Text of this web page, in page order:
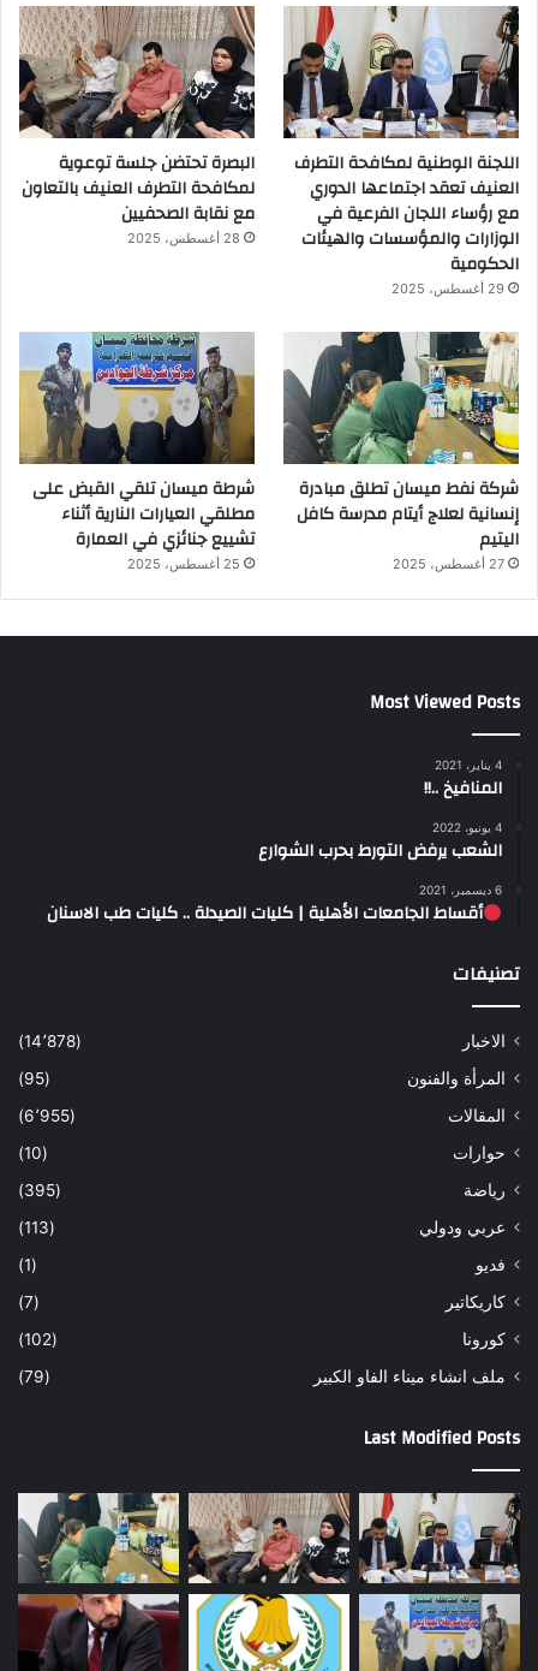
اللجنة الوطنية لمكافحة التطرف
العنيف تعقد اجتماعها الدوري
مع رؤساء اللجان الفرعية في
الوزارات والمؤسسات والهيئات
الحكومية
29 أغسطس، 2025
البصرة تحتضن جلسة توعوية
لمكافحة التطرف العنيف بالتعاون
مع نقابة الصحفيين
28 أغسطس، 2025
شركة نفط ميسان تطلق مبادرة
إنسانية لعلاج أيتام مدرسة كافل
اليتيم
27 أغسطس، 2025
شرطة ميسان تلقي القبض على
مطلقي العيارات النارية أثناء
تشييع جنائزي في العمارة
25 أغسطس، 2025
Most Viewed Posts
4 يناير، 2021
المنافيخ ..!!
4 يونيو، 2022
الشعب يرفض التورط بحرب الشوارع
6 ديسمبر، 2021
أقساط الجامعات الأهلية | كليات الصيدلة .. كليات طب الاسنان
تصنيفات
الاخبار
(14٬878)
المرأة والفنون
(95)
المقالات
(6٬955)
حوارات
(10)
رياضة
(395)
عربي ودولي
(113)
فديو
(1)
كاريكاتير
(7)
كورونا
(102)
ملف انشاء ميناء الفاو الكبير
(79)
Last Modified Posts